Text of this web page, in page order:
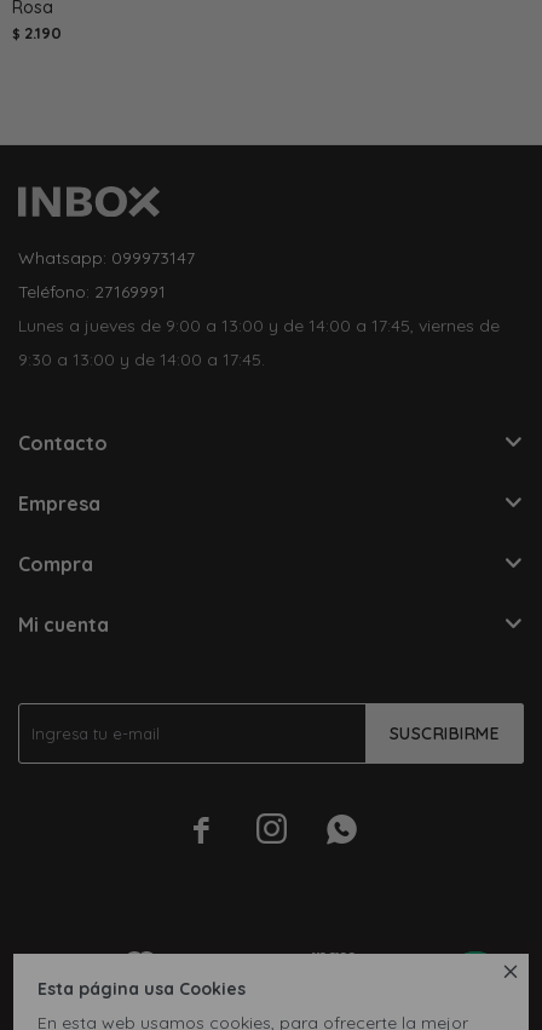

Esta página usa Cookies
En esta web usamos cookies, para ofrecerte la mejor
Rosa
$ 2.190
SUSCRIBIRME
  
Whatsapp: 099973147
Teléfono: 27169991
Lunes a jueves de 9:00 a 13:00 y de 14:00 a 17:45, viernes de
9:30 a 13:00 y de 14:00 a 17:45.
Contacto
Empresa
Compra
Mi cuenta